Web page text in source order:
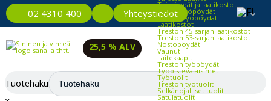
02 4310 400 Yhteystiedot
Työpöydät ja laatikostot
Kevyet työpöydät
Raskaat työpöydät
Laatikostot
Treston 45-sarjan laatikostot
Treston 53-sarjan laatikostot
Nostopöydät
Vaunut
Laitekaapit
Treston työpöydät
Työpistevalaisimet
Työtuolit
Treston työtuolit
Selkänojalliset tuolit
Satulatuolit
25,5 % ALV
Tuotehaku